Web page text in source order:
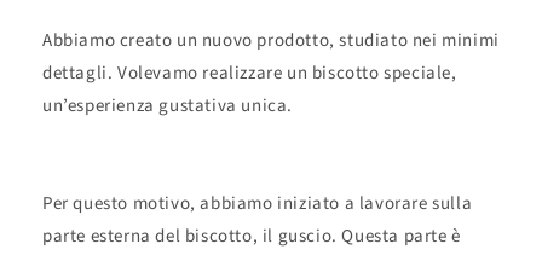
Abbiamo creato un nuovo prodotto, studiato nei minimi
dettagli. Volevamo realizzare un biscotto speciale,
un’esperienza gustativa unica.
Per questo motivo, abbiamo iniziato a lavorare sulla
parte esterna del biscotto, il guscio. Questa parte è